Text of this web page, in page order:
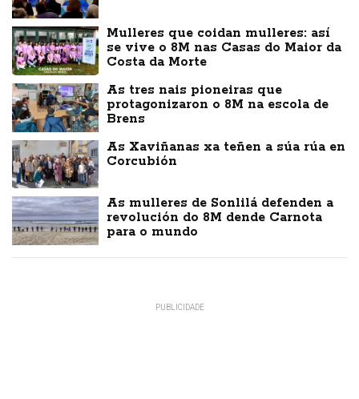
Mulleres que coidan mulleres: así
se vive o 8M nas Casas do Maior da
Costa da Morte
As tres nais pioneiras que
protagonizaron o 8M na escola de
Brens
As Xaviñanas xa teñen a súa rúa en
Corcubión
As mulleres de Sonlilá defenden a
revolución do 8M dende Carnota
para o mundo